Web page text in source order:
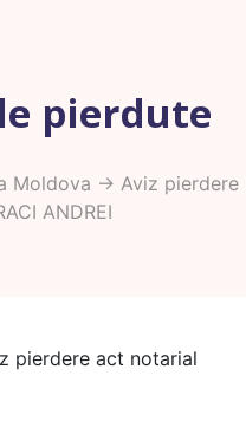
pierdute
Moldova -> Aviz pierdere
ANDREI
pierdere act notarial